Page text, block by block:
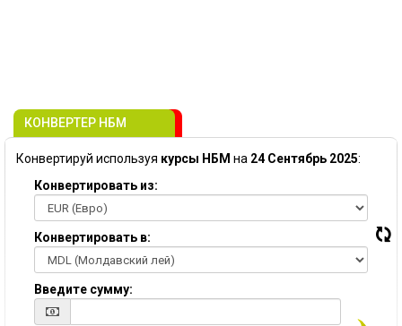
КОНВЕРТЕР НБМ
Конвертируй используя курсы НБМ на 24 Сентябрь 2025:
Конвертировать из:
Конвертировать в:
Введите сумму: